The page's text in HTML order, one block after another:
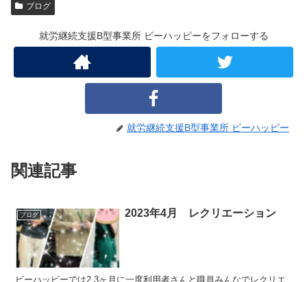
ブログ
就労継続支援B型事業所 ビーハッピーをフォローする
就労継続支援B型事業所 ビーハッピー
関連記事
ブログ 2023年4月 レクリエーション
ビーハッピーでは2,3ヶ月に一度利用者さんと職員みんなでレクリエ